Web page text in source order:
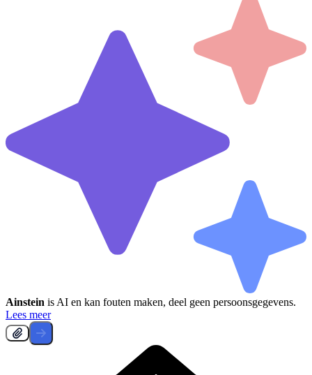
Ainstein is AI en kan fouten maken, deel geen persoonsgegevens.
Lees meer